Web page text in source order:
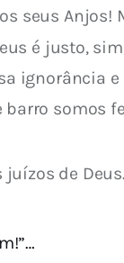
seus Anjos!
é justo,
ignorância e
barro somos
de Deus.